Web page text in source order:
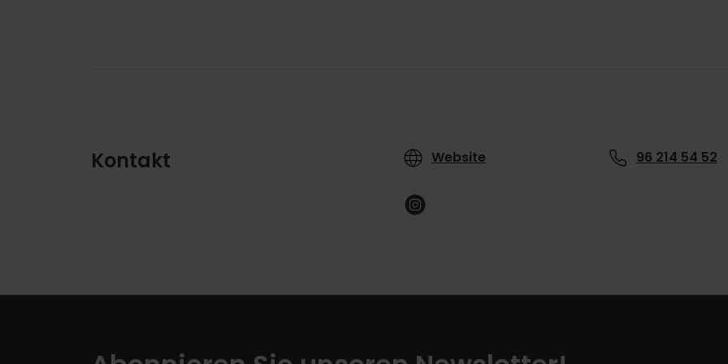
Kontakt Website 96 214 54 52